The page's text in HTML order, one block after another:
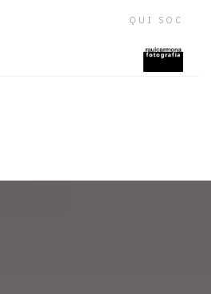
QUI SOC